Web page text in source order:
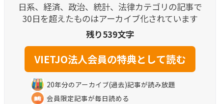
日系、経済、政治、統計、法律カテゴリの記事で
30日を超えたものはアーカイブ化されています
残り539文字
20年分のアーカイブ(過去)記事が読み放題
会員限定記事が毎日読める